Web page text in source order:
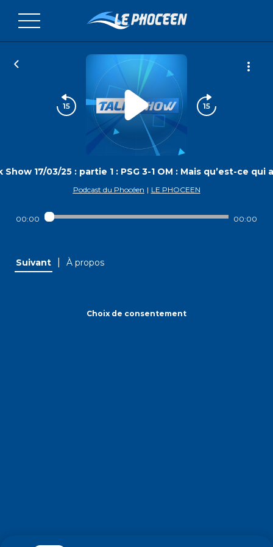
Show 17/03/25 : partie 1 : PSG 3-1 OM : Mais qu’est-ce qui
Podcast du Phocéen | LE PHOCEEN
00:00 00:00
Suivant À propos
Choix de consentement